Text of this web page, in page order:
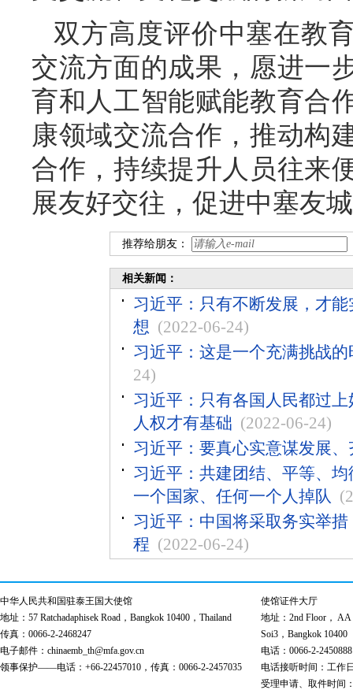
双方高度评价中塞在教
交流方面的成果，愿进一
育和人工智能赋能教育合
康领域交流合作，推动构
合作，持续提升人员往来
展友好交往，促进中塞友
推荐给朋友：
相关新闻：
习近平：只有不断发展，才
想 (2022-06-24)
习近平：这是一个充满挑战
24)
习近平：只有各国人民都过
人权才有基础 (2022-06-24)
习近平：要真心实意谋发展
习近平：共建团结、平等、
一个国家、任何一个人掉队
习近平：中国将采取务实举
程 (2022-06-24)
中华人民共和国驻泰王国大使馆
地址：57 Ratchadaphisek Road，Bangkok 10400，Thailand
传真：0066-2-2468247
电子邮件：chinaemb_th@mfa.gov.cn
领事保护——电话：+66-22457010，传真：0066-2-2457035
使馆证件大厅
地址：2nd Floor， AA
Soi3，Bangkok 10400
电话：0066-2-
电话接听时间：工作
受理申请、取件时间